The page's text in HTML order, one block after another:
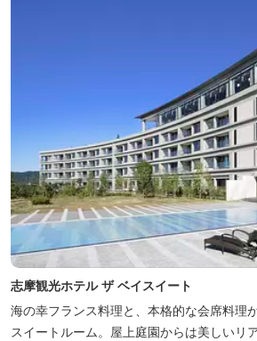
志摩観光ホテル ザ ベイスイート
海の幸フランス料理と、本格的な会席料理
スイートルーム。屋上庭園からは美しいリ